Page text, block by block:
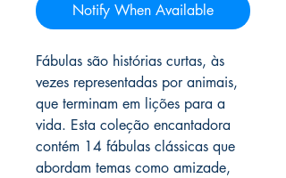
Notify When Available
Fábulas são histórias curtas, às
vezes representadas por animais,
que terminam em lições para a
vida. Esta coleção encantadora
contém 14 fábulas clássicas que
abordam temas como amizade,